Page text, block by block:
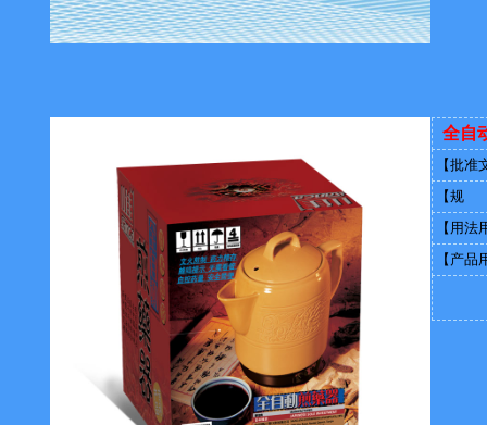
全自
【批准
【规
【用法
【产品